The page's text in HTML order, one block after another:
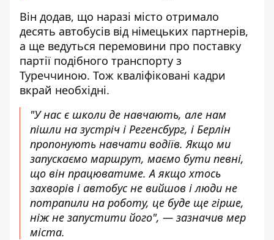
Він додав, що наразі місто отримало
десять автобусів від німецьких партнерів,
а ще ведуться перемовини про поставку
партії подібного транспорту з
Туреччиною. Тож кваліфіковані кадри
вкрай необхідні.
"У нас є школи де навчають, але нам
пішли на зустріч і Регенсбург, і Берлін
пропонують навчати водіїв. Якщо ми
запускаємо маршрут, маємо бути певні,
що він працюватиме. А якщо хтось
захворів і автобус не вийшов і люди не
потрапили на роботу, це буде ще гірше,
ніж не запустити його", — зазначив мер
міста.